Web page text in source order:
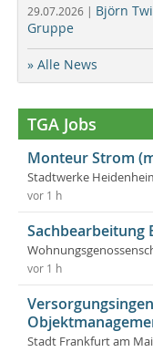
29.07.2026 | Björn
Gruppe
» Alle News
TGA Jobs
Monteur Strom
Stadtwerke
vor 1 h
Sachbearbeitung
vor 1 h
Stadt Frankfurt am